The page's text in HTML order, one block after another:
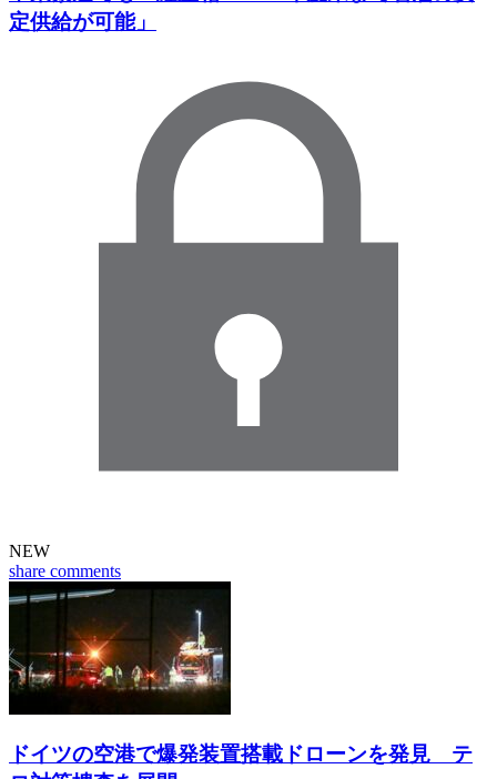
定供給が可能」
NEW
share comments
ドイツの空港で爆発装置搭載ドローンを発見 テ